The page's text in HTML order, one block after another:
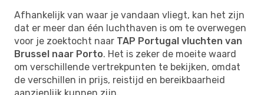
Afhankelijk van waar je vandaan vliegt, kan het zijn
dat er meer dan één luchthaven is om te overwegen
voor je zoektocht naar TAP Portugal vluchten van
Brussel naar Porto. Het is zeker de moeite waard
om verschillende vertrekpunten te bekijken, omdat
de verschillen in prijs, reistijd en bereikbaarheid